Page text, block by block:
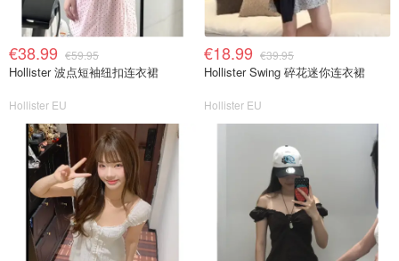
€38.99 €59.95
Hollister 波点短袖纽扣连衣裙
Hollister EU
€18.99 €39.95
Hollister Swing 碎花迷你连衣裙
Hollister EU